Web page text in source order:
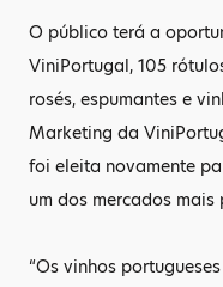
O público terá a
ViniPortugal, 105
rosés, espumantes e
Marketing da
foi eleita novamente
um dos mercados mais
“Os vinhos